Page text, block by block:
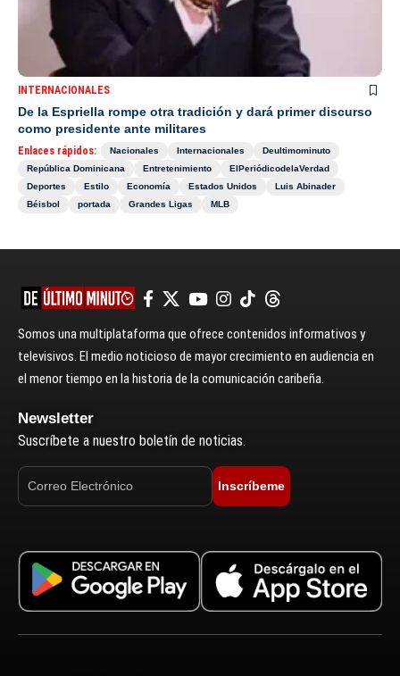
INTERNACIONALES
De la Espriella rompe otra tradición y dará primer discurso
como presidente ante militares
Enlaces rápidos: Nacionales Internacionales
Deultimominuto
República Dominicana
Entretenimiento
ElPeriódicodelaVerdad
Deportes
Estilo Economía Estados Unidos
Luis Abinader
Béisbol
portada Grandes Ligas MLB
Somos una multiplataforma que ofrece contenidos informativos y
televisivos. El medio noticioso de mayor crecimiento en audiencia en
el menor tiempo en la historia de la comunicación caribeña.
Newsletter
Suscríbete a nuestro boletín de noticias.
Inscríbeme